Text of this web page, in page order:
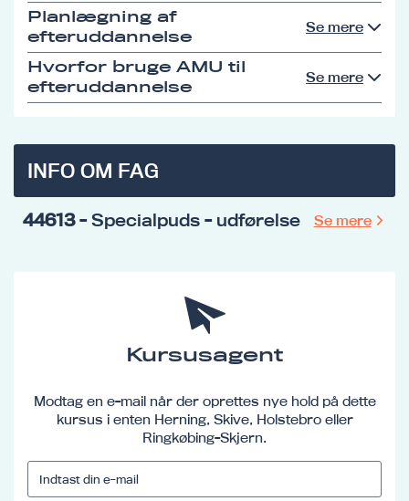
Planlægning af
efteruddannelse
Se mere
Hvorfor bruge AMU til
efteruddannelse
Se mere
INFO OM FAG
44613- Specialpuds - udførelse Se mere
Kursusagent
Modtag en e-mail når der oprettes nye hold på dette
kursus i enten Herning, Skive, Holstebro eller
Ringkøbing-Skjern.